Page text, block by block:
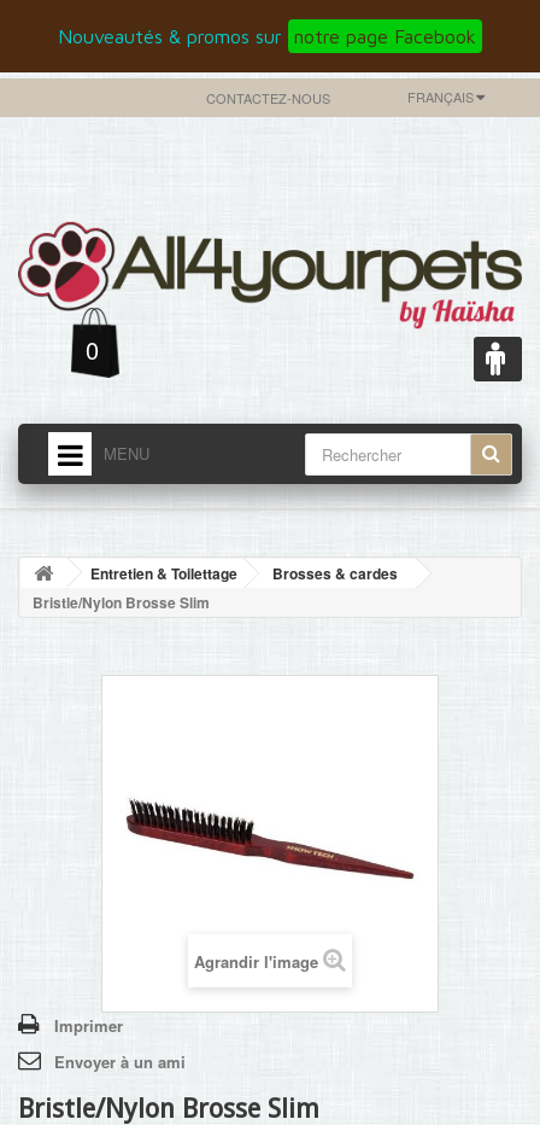
Nouveautés & promos sur notre page Facebook
FRANÇAIS
CONTACTEZ-NOUS
0
MENU
ACCUEIL
NOUVELLES
ACCUEIL
Entretien & Toilettage
Brosses & cardes
Bristle/Nylon Brosse Slim
Agrandir l'image
Imprimer
Envoyer à un ami
Bristle/Nylon Brosse Slim